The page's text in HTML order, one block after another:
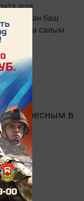
аша
баш
да салым
интересным в
в
MАХ: